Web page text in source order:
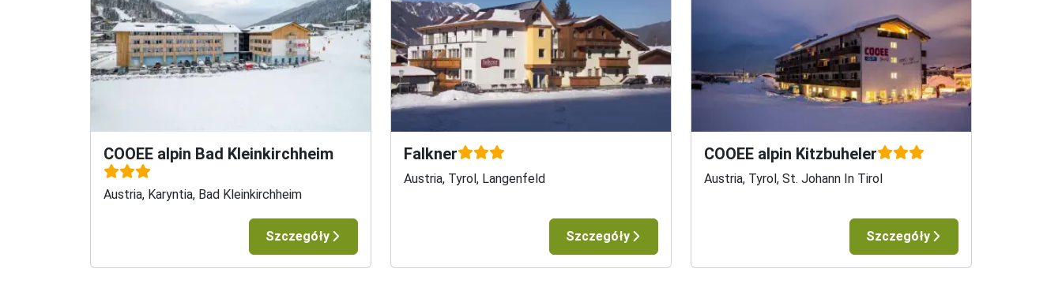
COOEE alpin Bad Kleinkirchheim
Austria, Karyntia, Bad Kleinkirchheim
Szczegóły
Falkner
Austria, Tyrol, Langenfeld
Szczegóły
COOEE alpin Kitzbuheler
Austria, Tyrol, St. Johann In Tirol
Szczegóły